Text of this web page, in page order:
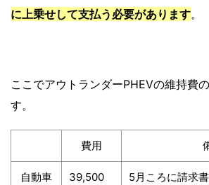
に上乗せして支払う必要があります。
ここでアウトランダーPHEVの維持費
す。
費用
自動車
39,500
5月ころに請求